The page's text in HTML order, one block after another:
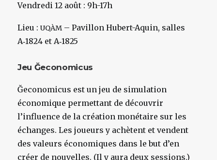
Vendredi 12 août : 9h-17h
Lieu : UQÀM– Pavillon Hubert-Aquin, salles
A‑1824 et A‑1825
Jeu Ğeconomicus
Ğeconomicus est un jeu de simulation
économique permettant de découvrir
l’influence de la création monétaire sur les
échanges. Les joueurs y achètent et vendent
des valeurs économiques dans le but d’en
créer de nouvelles. (Il y aura deux sessions.)